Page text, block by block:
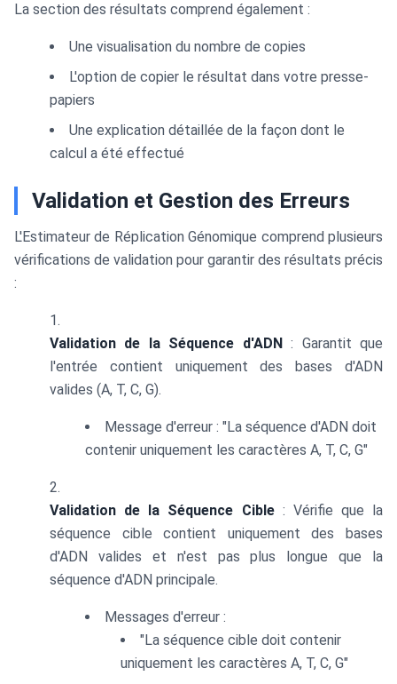
La section des résultats comprend également :
Une visualisation du nombre de copies
L'option de copier le résultat dans votre presse-
papiers
Une explication détaillée de la façon dont le
calcul a été effectué
Validation et Gestion des Erreurs
L'Estimateur de Réplication Génomique comprend plusieurs
vérifications de validation pour garantir des résultats précis
:
Validation de la Séquence d'ADN
: Garantit que
l'entrée contient uniquement des bases d'ADN
valides (A, T, C, G).
Message d'erreur : "La séquence d'ADN doit
contenir uniquement les caractères A, T, C, G"
Validation de la Séquence Cible: Vérifie que la
séquence cible contient uniquement des bases
d'ADN valides et n'est pas plus longue que la
séquence d'ADN principale.
Messages d'erreur :
"La séquence cible doit contenir
uniquement les caractères A, T, C, G"